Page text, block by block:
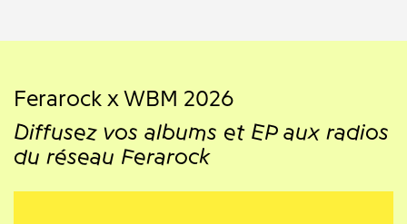
Ferarock x WBM 2026
Diffusez vos albums et EP aux radios
du réseau Ferarock